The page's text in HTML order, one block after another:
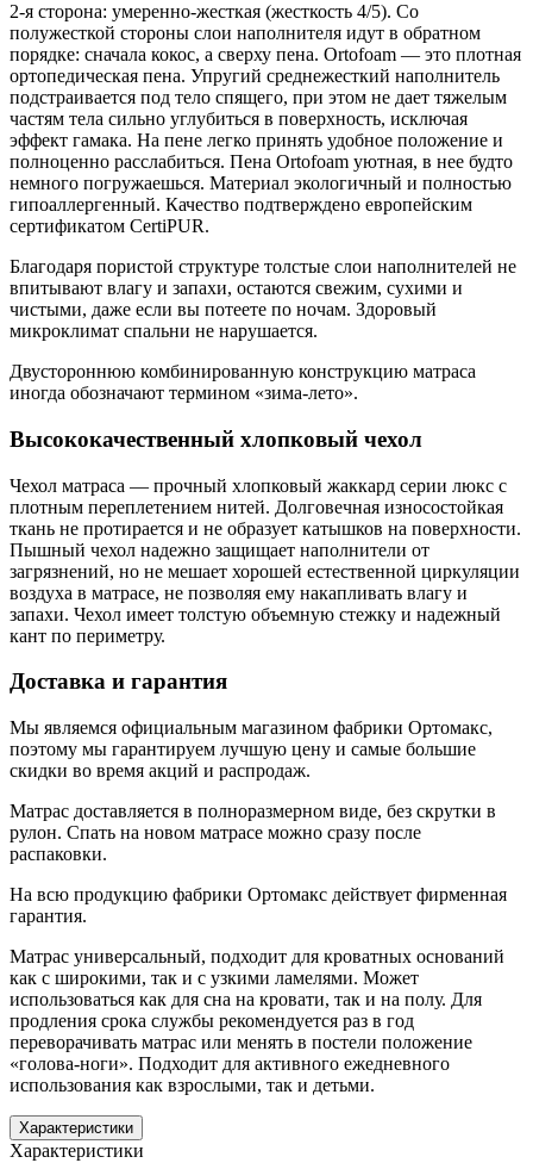
2-я сторона: умеренно-жесткая (жесткость 4/5). Со
полужесткой стороны слои наполнителя идут в обратном
порядке: сначала кокос, а сверху пена. Ortofoam — это плотная
ортопедическая пена. Упругий среднежесткий наполнитель
подстраивается под тело спящего, при этом не дает тяжелым
частям тела сильно углубиться в поверхность, исключая
эффект гамака. На пене легко принять удобное положение и
полноценно расслабиться. Пена Ortofoam уютная, в нее будто
немного погружаешься. Материал экологичный и полностью
гипоаллергенный. Качество подтверждено европейским
сертификатом CertiPUR.
Благодаря пористой структуре толстые слои наполнителей не
впитывают влагу и запахи, остаются свежим, сухими и
чистыми, даже если вы потеете по ночам. Здоровый
микроклимат спальни не нарушается.
Двустороннюю комбинированную конструкцию матраса
иногда обозначают термином «зима-лето».
Высококачественный хлопковый чехол
Чехол матраса — прочный хлопковый жаккард серии люкс с
плотным переплетением нитей. Долговечная износостойкая
ткань не протирается и не образует катышков на поверхности.
Пышный чехол надежно защищает наполнители от
загрязнений, но не мешает хорошей естественной циркуляции
воздуха в матрасе, не позволяя ему накапливать влагу и
запахи. Чехол имеет толстую объемную стежку и надежный
кант по периметру.
Доставка и гарантия
Мы являемся официальным магазином фабрики Ортомакс,
поэтому мы гарантируем лучшую цену и самые большие
скидки во время акций и распродаж.
Матрас доставляется в полноразмерном виде, без скрутки в
рулон. Спать на новом матрасе можно сразу после
распаковки.
На всю продукцию фабрики Ортомакс действует фирменная
гарантия.
Матрас универсальный, подходит для кроватных оснований
как с широкими, так и с узкими ламелями. Может
использоваться как для сна на кровати, так и на полу. Для
продления срока службы рекомендуется раз в год
переворачивать матрас или менять в постели положение
«голова-ноги». Подходит для активного ежедневного
использования как взрослыми, так и детьми.
Характеристики
Характеристики